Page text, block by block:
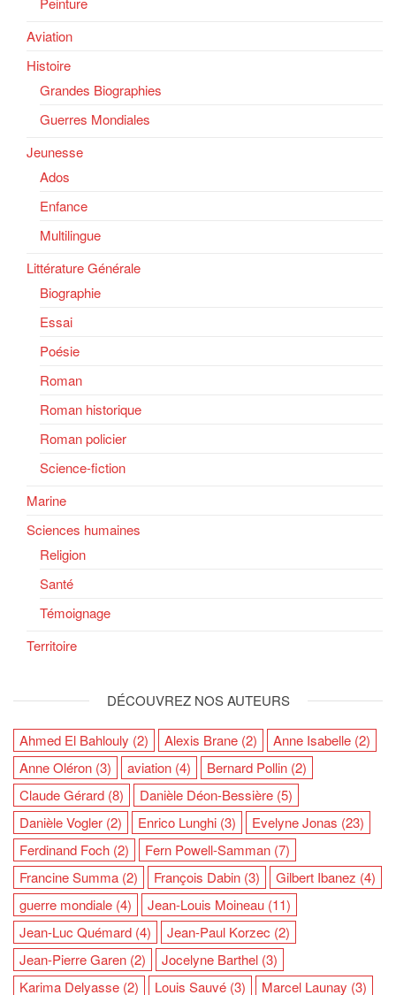
Aviation
Histoire
Grandes Biographies
Guerres Mondiales
Jeunesse
Ados
Enfance
Multilingue
Littérature Générale
Biographie
Essai
Poésie
Roman
Roman historique
Roman policier
Science-fiction
Marine
Sciences humaines
Religion
Santé
Témoignage
Territoire
DÉCOUVREZ NOS AUTEURS
Ahmed El Bahlouly (2) Alexis Brane (2) Anne Isabelle (2)
Anne Oléron (3) aviation (4) Bernard Pollin (2)
Claude Gérard (8) Danièle Déon-Bessière (5)
Danièle Vogler (2) Enrico Lunghi (3) Evelyne Jonas (23)
Ferdinand Foch (2) Fern Powell-Samman (7)
Francine Summa (2) François Dabin (3) Gilbert Ibanez (4)
guerre mondiale (4) Jean-Louis Moineau (11)
Jean-Luc Quémard (4) Jean-Paul Korzec (2)
Jean-Pierre Garen (2) Jocelyne Barthel (3)
Karima Delyasse (2) Louis Sauvé (3) Marcel Launay (3)